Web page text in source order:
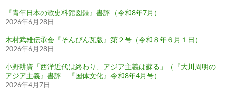
『青年日本の歌史料館図録』書評（令和8年7月）
2026年6月28日
木村武雄伝承会『そんぴん瓦版』第２号（令和８年６月１日）
2026年6月28日
小野耕資「西洋近代は終わり、アジア主義は蘇る」（『大川周明の
アジア主義』書評 『国体文化』令和8年4月号）
2026年4月7日